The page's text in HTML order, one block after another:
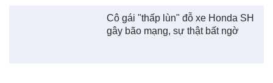
Cô gái "thấp lùn" đỗ xe Honda SH
gây bão mạng, sự thật bất ngờ